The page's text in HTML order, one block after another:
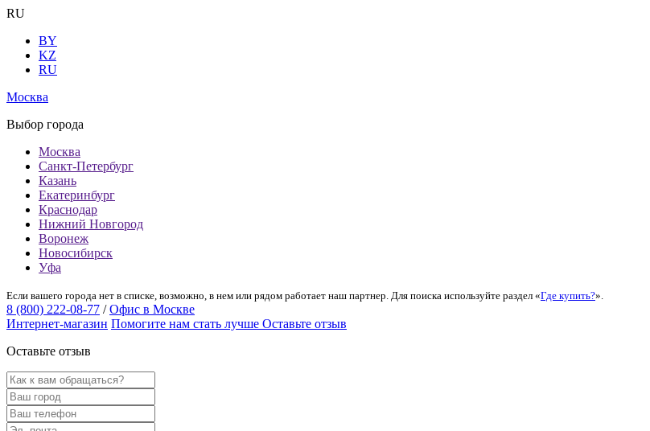
RU
BY
KZ
RU
Москва
Выбор города
Москва
Санкт-Петербург
Казань
Екатеринбург
Краснодар
Нижний Новгород
Воронеж
Новосибирск
Уфа
Если вашего города нет в списке, возможно, в нем или рядом работает наш партнер. Для поиска используйте раздел «Где купить?».
8 (800) 222-08-77 / Офис в Москве
Интернет-магазин Помогите нам стать лучше Оставьте отзыв
Оставьте отзыв